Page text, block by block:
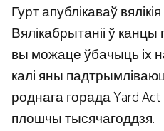
Гурт апублікаваў
Вялікабрытаніі ў
вы можаце ўбачыць іх
калі яны
роднага горада Yard
плошчы тысячагоддзя.